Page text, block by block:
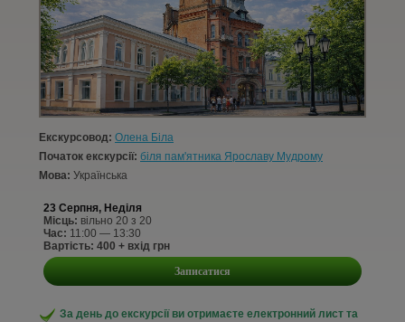
КОНТАКТИ
СТАТТІ
УВІЙТИ
РЕЄСТРАЦІЯ
Екскурсовод: Олена Біла
Початок екскурсії: біля пам'ятника Ярославу Мудрому
Мова: Українська
23 Серпня, Неділя
Місць: вільно 20 з 20
Час: 11:00 — 13:30
Вартість: 400 + вхід грн
Записатися
За день до екскурсії ви отримаєте електронний лист та